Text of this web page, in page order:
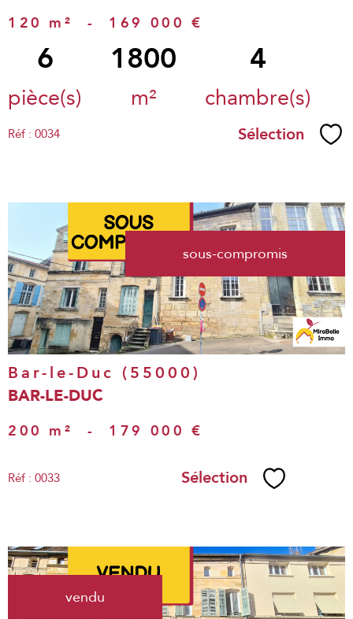
120 m² - 169 000 €
6
pièce(s)
1800
m²
4
chambre(s)
Réf : 0034 Sélection
sous-compromis
voir le
bien
Bar-le-Duc (55000)
BAR-LE-DUC
200 m² - 179 000 €
Réf : 0033 Sélection Sélectionner
vendu voir le